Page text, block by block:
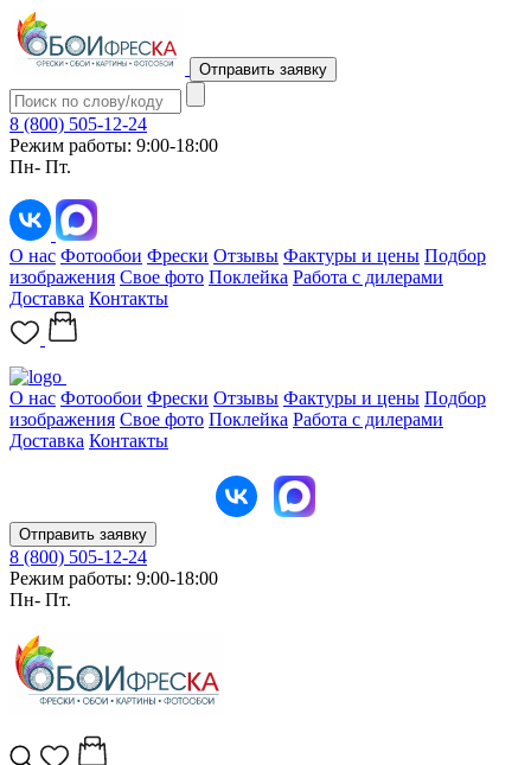
Отправить заявку
8 (800) 505-12-24
Режим работы: 9:00-18:00
Пн- Пт.
О нас Фотообои Фрески Отзывы Фактуры и цены Подбор
изображения Свое фото Поклейка Работа с дилерами
Доставка Контакты
О нас Фотообои Фрески Отзывы Фактуры и цены Подбор
изображения Свое фото Поклейка Работа с дилерами
Доставка Контакты
Отправить заявку
8 (800) 505-12-24
Режим работы: 9:00-18:00
Пн- Пт.